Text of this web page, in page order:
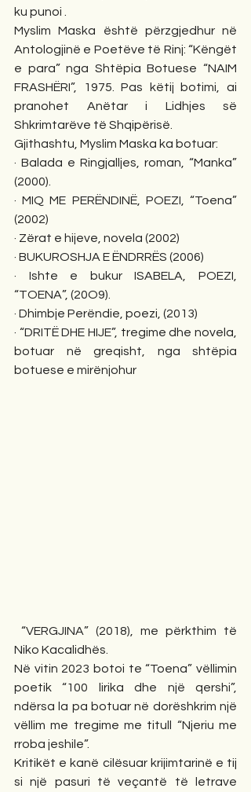
ku punoi .
Myslim Maska është përzgjedhur në
Antologjinë e Poetëve të Rinj: “Këngët
e para” nga Shtëpia Botuese “NAIM
FRASHËRI”, 1975. Pas këtij botimi, ai
pranohet Anëtar i Lidhjes së
Shkrimtarëve të Shqipërisë.
Gjithashtu, Myslim Maska ka botuar:
· Balada e Ringjalljes, roman, “Manka”
(2000).
· MIQ ME PERËNDINË, POEZI, “Toena”
(2002)
· Zërat e hijeve, novela (2002)
· BUKUROSHJA E ËNDRRËS (2006)
· Ishte e bukur ISABELA, POEZI,
“TOENA”, (20O9).
· Dhimbje Perëndie, poezi, (2013)
· “DRITË DHE HIJE”, tregime dhe novela,
botuar në greqisht, nga shtëpia
botuese e mirënjohur
“VERGJINA” (2018), me përkthim të
Niko Kacalidhës.
Në vitin 2023 botoi te “Toena” vëllimin
poetik “100 lirika dhe një qershi”,
ndërsa la pa botuar në dorëshkrim një
vëllim me tregime me titull “Njeriu me
rroba jeshile”.
Kritikët e kanë cilësuar krijimtarinë e tij
si një pasuri të veçantë të letrave